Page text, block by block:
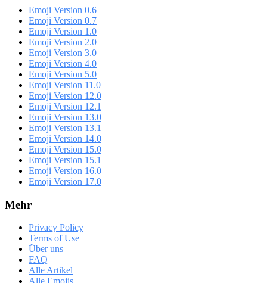
Emoji Version 0.6
Emoji Version 0.7
Emoji Version 1.0
Emoji Version 2.0
Emoji Version 3.0
Emoji Version 4.0
Emoji Version 5.0
Emoji Version 11.0
Emoji Version 12.0
Emoji Version 12.1
Emoji Version 13.0
Emoji Version 13.1
Emoji Version 14.0
Emoji Version 15.0
Emoji Version 15.1
Emoji Version 16.0
Emoji Version 17.0
Mehr
Privacy Policy
Terms of Use
Über uns
FAQ
Alle Artikel